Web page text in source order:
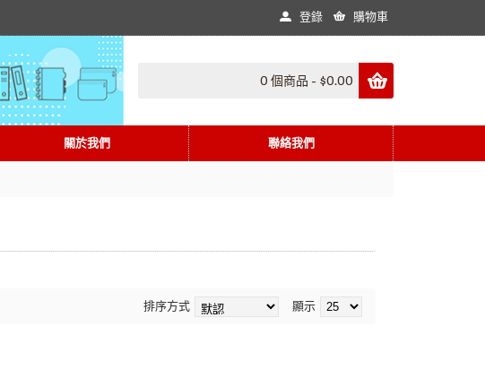
登錄 購物車
0 個商品 - $0.00
關於我們 聯絡我們
顯示
排序方式